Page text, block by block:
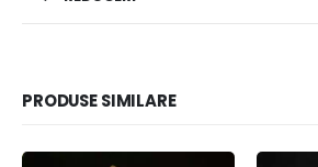
PRODUSE SIMILARE